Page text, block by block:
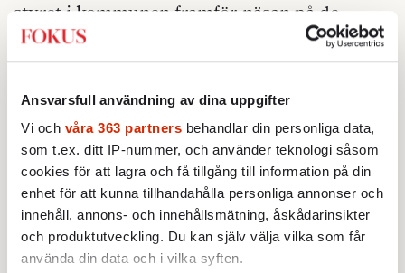
Ansvarsfull användning av dina uppgifter
Vi och våra 363 partners behandlar din personliga data,
som t.ex. ditt IP-nummer, och använder teknologi såsom
cookies för att lagra och få tillgång till information på din
enhet för att kunna tillhandahålla personliga annonser och
innehåll, annons- och innehållsmätning, åskådarinsikter
och produktutveckling. Du kan själv välja vilka som får
använda din data och i vilka syften.
styret i kommunen framför näsan på de
havererade Socialdemokraterna.